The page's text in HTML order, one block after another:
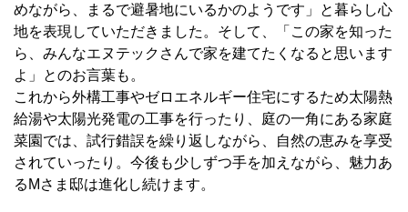
めながら、まるで避暑地にいるかのようです」と暮らし心
地を表現していただきました。そして、「この家を知った
ら、みんなエヌテックさんで家を建てたくなると思います
よ」とのお言葉も。
これから外構工事やゼロエネルギー住宅にするため太陽熱
給湯や太陽光発電の工事を行ったり、庭の一角にある家庭
菜園では、試行錯誤を繰り返しながら、自然の恵みを享受
されていったり。今後も少しずつ手を加えながら、魅力あ
るMさま邸は進化し続けます。